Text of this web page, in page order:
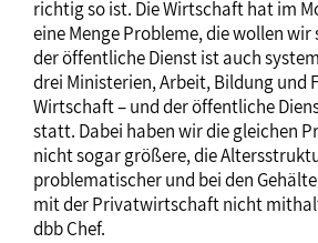
richtig so ist. Die Wirtschaft hat im
eine Menge Probleme, die wollen wir
der öffentliche Dienst ist auch
drei Ministerien, Arbeit, Bildung und
Wirtschaft – und der öffentliche
statt. Dabei haben wir die gleichen
nicht sogar größere, die
problematischer und bei den
mit der Privatwirtschaft nicht
dbb Chef.